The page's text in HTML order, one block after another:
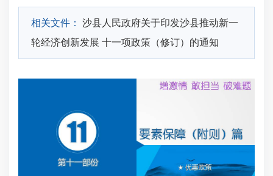
相关文件：
沙县人民政府关于印发沙县推动新一
轮经济创新发展 十一项政策（修订）的通知